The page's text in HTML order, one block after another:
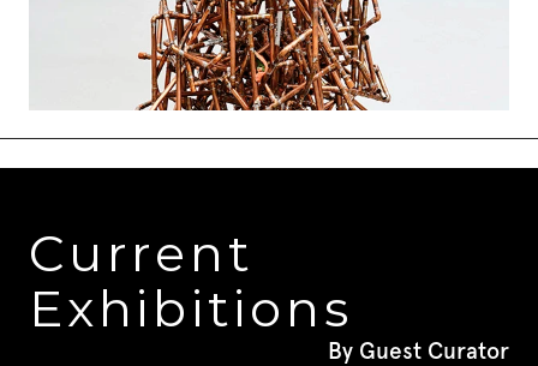
Current
Exhibitions
By Guest Curator